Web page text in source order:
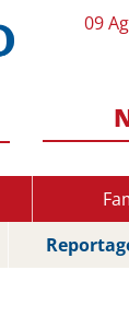
09